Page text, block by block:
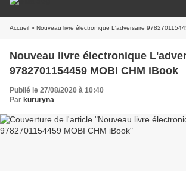
Accueil » Nouveau livre électronique L'adversaire
Nouveau livre électronique
9782701154459 MOBI CHM iBook
Publié le 27/08/2020 à 10:40
Par kururyna